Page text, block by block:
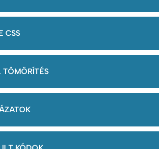
CSS
TÖMÖRÍTÉS